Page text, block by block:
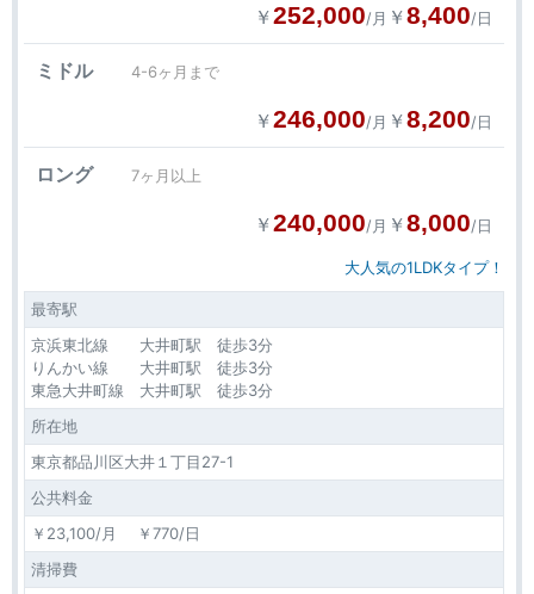
￥252,000/月 ￥8,400/日
ミドル 4-6ヶ月まで
￥246,000/月 ￥8,200/日
ロング 7ヶ月以上
￥240,000/月 ￥8,000/日
大人気の1LDKタイプ！
最寄駅
京浜東北線 大井町駅 徒歩3分
りんかい線 大井町駅 徒歩3分
東急大井町線 大井町駅 徒歩3分
所在地
東京都品川区大井１丁目27-1
公共料金
￥23,100/月 ￥770/日
清掃費